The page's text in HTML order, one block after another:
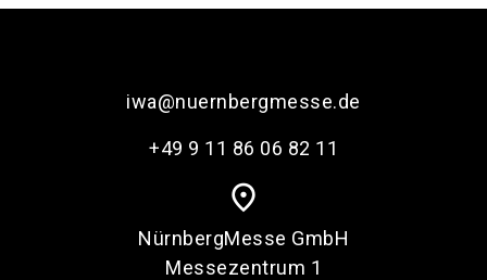
iwa@nuernbergmesse.de
+49 9 11 86 06 82 11
place
NürnbergMesse GmbH
Messezentrum 1